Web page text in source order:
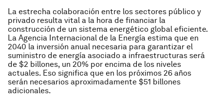
La estrecha colaboración entre los sectores público y
privado resulta vital a la hora de financiar la
construcción de un sistema energético global eficiente.
La Agencia Internacional de la Energía estima que en
2040 la inversión anual necesaria para garantizar el
suministro de energía asociado a infraestructuras será
de $2 billones, un 20% por encima de los niveles
actuales. Eso significa que en los próximos 26 años
serán necesarios aproximadamente $51 billones
adicionales.